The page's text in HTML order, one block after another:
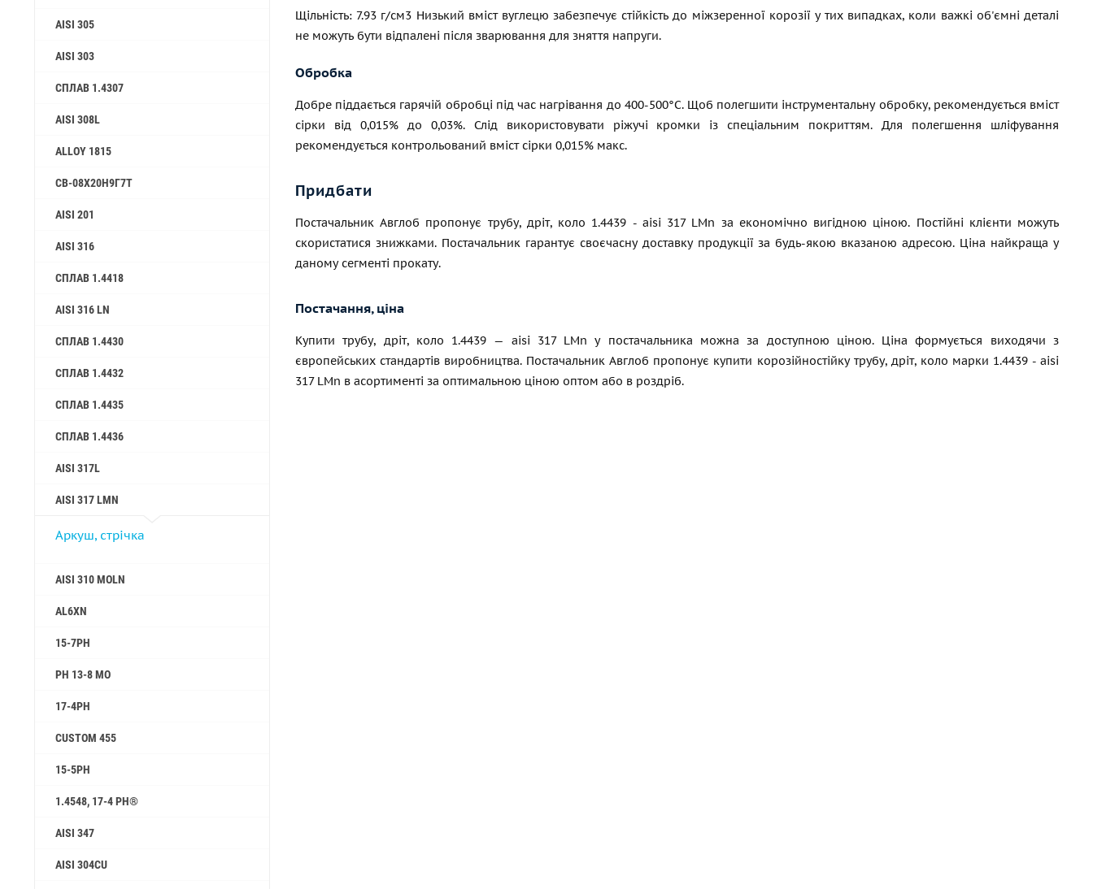
AISI 305
AISI 303
СПЛАВ 1.4307
AISI 308L
ALLOY 1815
СВ-08Х20Н9Г7Т
AISI 201
AISI 316
СПЛАВ 1.4418
AISI 316 LN
СПЛАВ 1.4430
СПЛАВ 1.4432
СПЛАВ 1.4435
СПЛАВ 1.4436
AISI 317L
AISI 317 LMN
Аркуш, стрічка
AISI 310 MOLN
AL6XN
15-7PH
PH 13-8 MO
17-4PH
CUSTOM 455
15-5PH
1.4548, 17-4 PH®
AISI 347
AISI 304CU
Щільність: 7.93 г/см3 Низький вміст вуглецю забезпечує стійкість до міжзеренної корозії у тих випадках, коли важкі об'ємні деталі
не можуть бути відпалені після зварювання для зняття напруги.
Обробка
Добре піддається гарячій обробці під час нагрівання до 400-500°С. Щоб полегшити інструментальну обробку, рекомендується вміст
сірки від 0,015% до 0,03%. Слід використовувати ріжучі кромки із спеціальним покриттям. Для полегшення шліфування
рекомендується контрольований вміст сірки 0,015% макс.
Придбати
Постачальник Авглоб пропонує трубу, дріт, коло 1.4439 - aisi 317 LMn за економічно вигідною ціною. Постійні клієнти можуть
скористатися знижками. Постачальник гарантує своєчасну доставку продукції за будь-якою вказаною адресою. Ціна найкраща у
даному сегменті прокату.
Постачання, ціна
Купити трубу, дріт, коло 1.4439 — aisi 317 LMn у постачальника можна за доступною ціною. Ціна формується виходячи з
європейських стандартів виробництва. Постачальник Авглоб пропонує купити корозійностійку трубу, дріт, коло марки 1.4439 - aisi
317 LMn в асортименті за оптимальною ціною оптом або в роздріб.